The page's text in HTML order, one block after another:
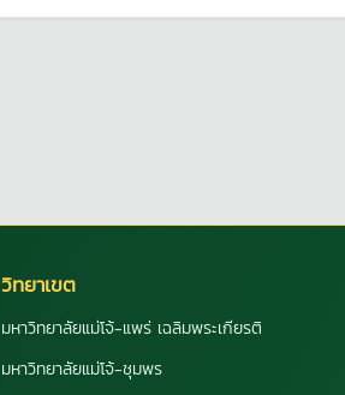
วิทยาเขต
มหาวิทยาลัยแม่โจ้-แพร่ เฉลิมพระเกียรติ
มหาวิทยาลัยแม่โจ้-ชุมพร